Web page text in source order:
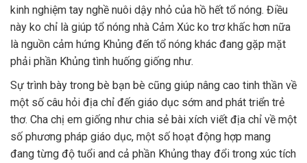
kinh nghiệm tay nghề nuôi dậy nhỏ của hồ hết tổ nóng. Điều
này ko chỉ là giúp tổ nóng nhà Cảm Xúc ko trơ khấc hơn nữa
là nguồn cảm hứng Khủng đến tổ nóng khác đang gặp mặt
phải phần Khủng tình huống giống như.
Sự trình bày trong bè bạn bè cũng giúp nâng cao tinh thần về
một số câu hỏi địa chỉ đến giáo dục sớm and phát triển trẻ
thơ. Cha chị em giống như chia sẻ bài xích viết địa chỉ về một
số phương pháp giáo dục, một số hoạt động hợp mang
đang từng độ tuổi and cả phần Khủng thay đổi trong xúc tích